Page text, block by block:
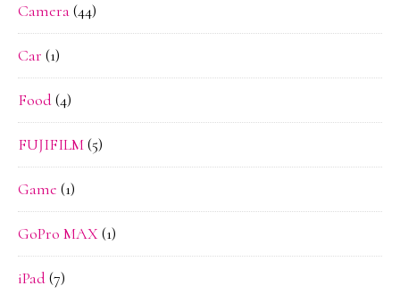
Camera(44)
Car (1)
Food(4)
FUJIFILM(5)
Game (1)
GoPro MAX(1)
iPad(7)